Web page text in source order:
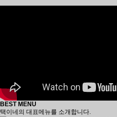
BEST MENU
택이네의 대표메뉴를 소개합니다.